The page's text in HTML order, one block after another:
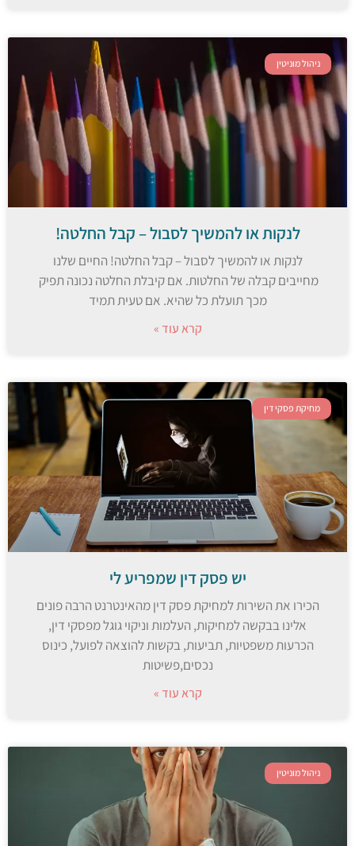
ניהול מוניטין
לנקות או להמשיך לסבול – קבל החלטה!
לנקות או להמשיך לסבול – קבל החלטה! החיים שלנו
מחייבים קבלה של החלטות. אם קיבלת החלטה נכונה תפיק
מכך תועלת כל שהיא. אם טעית תמיד
קרא עוד »
מחיקת פסקי דין
יש פסק דין שמפריע לי
הכירו את השירות למחיקת פסק דין מהאינטרנט הרבה פונים
אלינו בבקשה למחיקות, העלמות וניקוי גוגל מפסקי דין,
הכרעות משפטיות, תביעות, בקשות להוצאה לפועל, כינוס
נכסים,פשיטות
קרא עוד »
ניהול מוניטין